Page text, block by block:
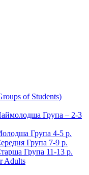
of Students)
Група – 2-3
Група 4-5 р.
Група 7-9 р.
Група 11-13 р.
Adults